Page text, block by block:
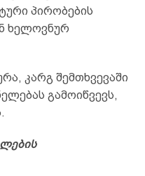
პირობების
ხელოვნურ
კარგ შემთხვევაში
გამოიწვევს,